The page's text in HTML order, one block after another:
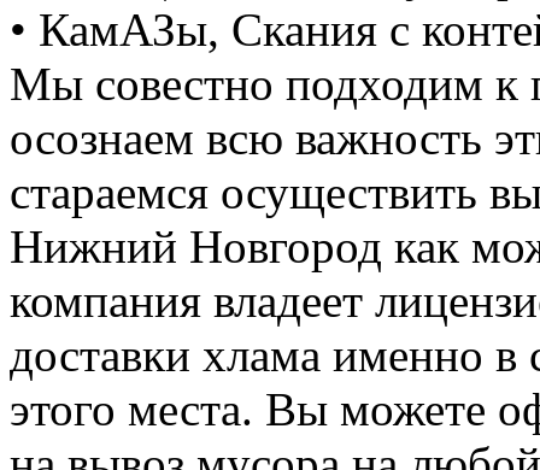
• КамАЗы, Скания с
Мы совестно подходим к
осознаем всю важность
стараемся осуществить
Нижний Новгород как
компания владеет
доставки хлама именно в
этого места. Вы можете